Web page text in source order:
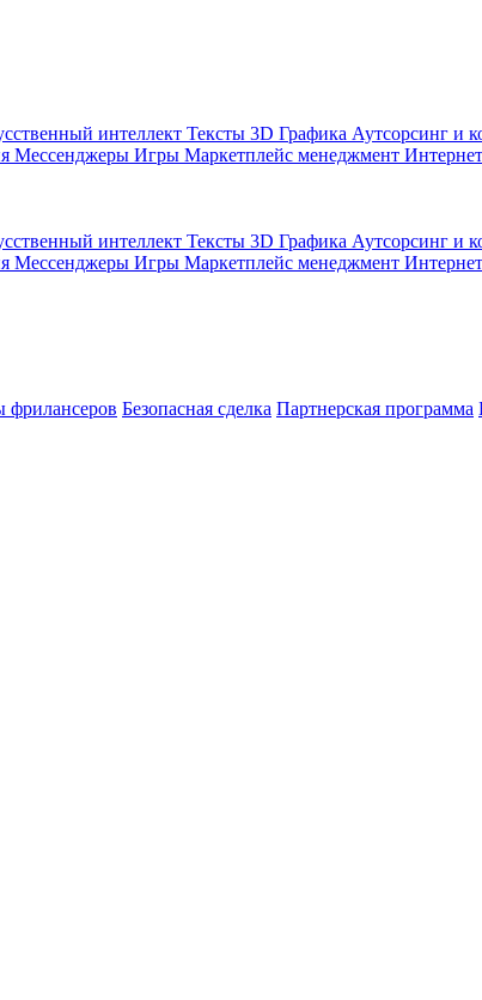
интеллект Тексты 3D Графика Аутсорсинг и
Мессенджеры Игры Маркетплейс менеджмент
интеллект Тексты 3D Графика Аутсорсинг и
Мессенджеры Игры Маркетплейс менеджмент
фрилансеров Безопасная сделка Партнерская программа